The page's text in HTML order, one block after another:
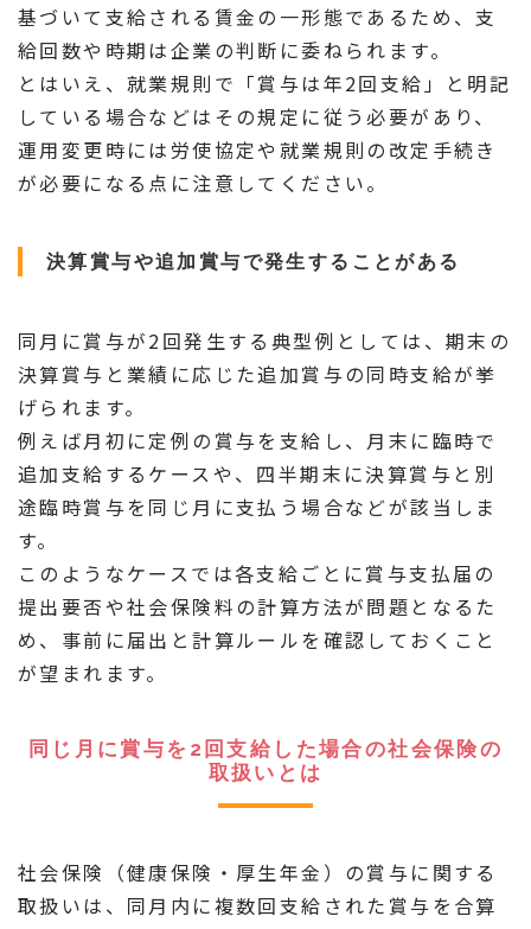
基づいて支給される賃金の一形態であるため、支
給回数や時期は企業の判断に委ねられます。
とはいえ、就業規則で「賞与は年2回支給」と明記
している場合などはその規定に従う必要があり、
運用変更時には労使協定や就業規則の改定手続き
が必要になる点に注意してください。
決算賞与や追加賞与で発生することがある
同月に賞与が2回発生する典型例としては、期末の
決算賞与と業績に応じた追加賞与の同時支給が挙
げられます。
例えば月初に定例の賞与を支給し、月末に臨時で
追加支給するケースや、四半期末に決算賞与と別
途臨時賞与を同じ月に支払う場合などが該当しま
す。
このようなケースでは各支給ごとに賞与支払届の
提出要否や社会保険料の計算方法が問題となるた
め、事前に届出と計算ルールを確認しておくこと
が望まれます。
同じ月に賞与を2回支給した場合の社会保険の
取扱いとは
社会保険（健康保険・厚生年金）の賞与に関する
取扱いは、同月内に複数回支給された賞与を合算